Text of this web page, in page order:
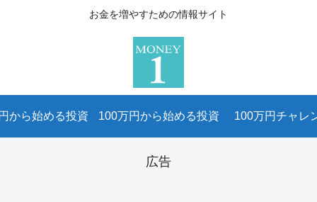
お金を増やすための情報サイト
から始める投資 100万円から始める投資 100万円チャレ
広告